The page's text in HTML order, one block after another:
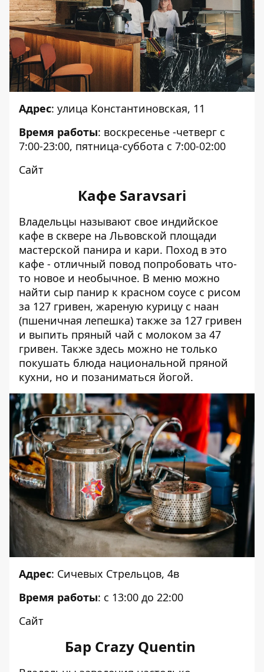
Адрес: улица Константиновская, 11
Время работы: воскресенье -четверг с
7:00-23:00, пятница-суббота с 7:00-02:00
Сайт
Кафе Saravsari
Владельцы называют свое индийское
кафе в сквере на Львовской площади
мастерской панира и кари. Поход в это
кафе - отличный повод попробовать что-
то новое и необычное. В меню можно
найти сыр панир к красном соусе с рисом
за 127 гривен, жареную курицу с наан
(пшеничная лепешка) также за 127 гривен
и выпить пряный чай с молоком за 47
гривен. Также здесь можно не только
покушать блюда национальной пряной
кухни, но и позаниматься йогой.
Адрес: Сичевых Стрельцов, 4в
Время работы: с 13:00 до 22:00
Сайт
​​Бар Crazy Quentin